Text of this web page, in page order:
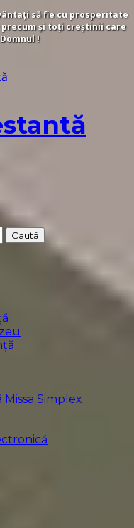
să fie cu prosperitate
precum și toți creștinii care
!
Simplex